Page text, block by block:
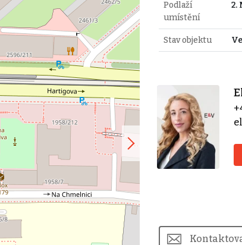
Podlaží
umístění
2.
Stav objektu